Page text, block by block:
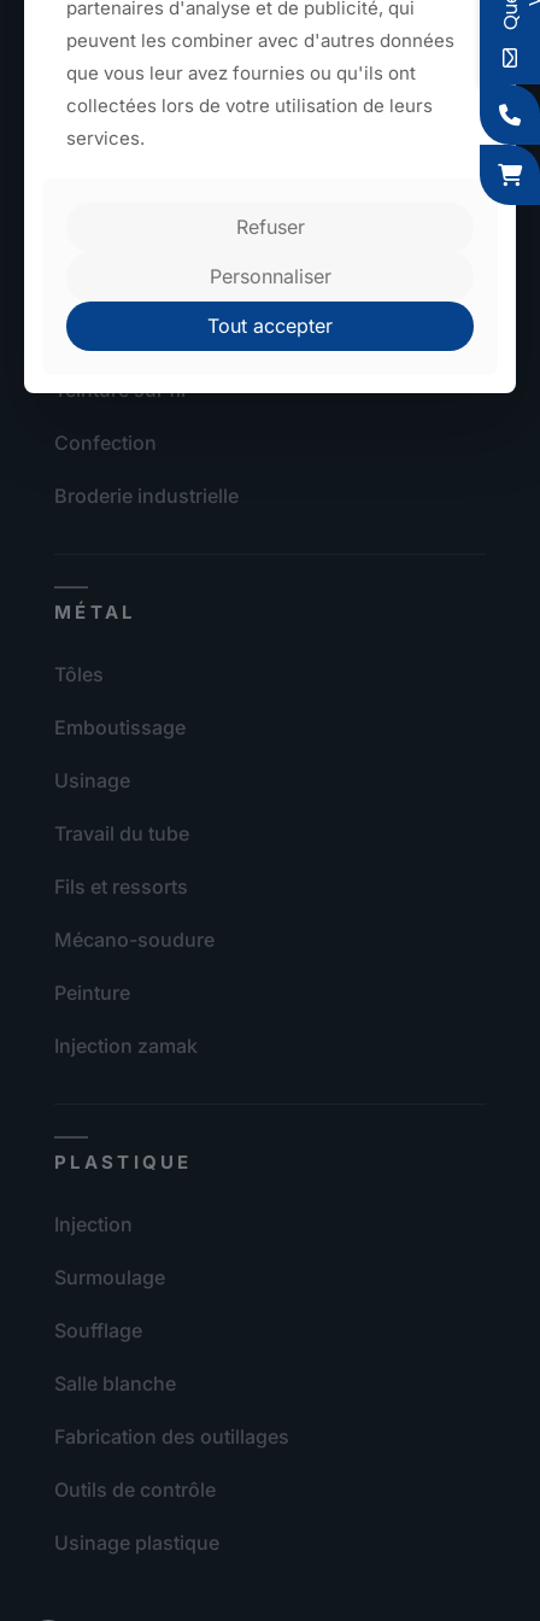
TEXTILE
Toiles larges
Teinture sur fil
Confection
Broderie industrielle
MÉTAL
Tôles
Emboutissage
Usinage
Travail du tube
Fils et ressorts
Mécano-soudure
Peinture
Injection zamak
PLASTIQUE
Injection
Surmoulage
Soufflage
Salle blanche
Fabrication des outillages
Outils de contrôle
Usinage plastique
partenaires d'analyse et de publicité, qui
peuvent les combiner avec d'autres données
que vous leur avez fournies ou qu'ils ont
collectées lors de votre utilisation de leurs
services.
Refuser
Personnaliser
Tout accepter